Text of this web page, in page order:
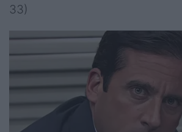
33)